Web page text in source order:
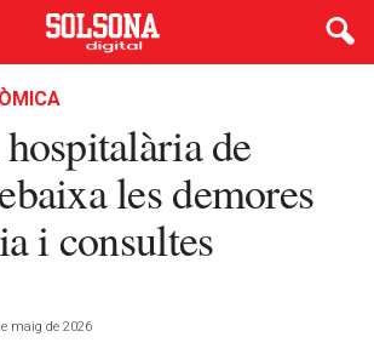
de
les demores
i consultes
maig de 2026